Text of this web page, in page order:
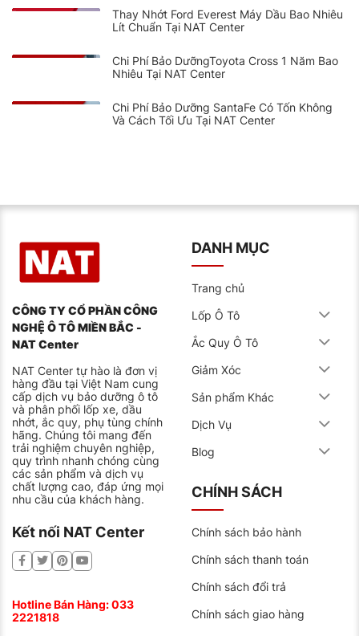
Thay Nhớt Ford Everest Máy Dầu Bao Nhiêu
Lít Chuẩn Tại NAT Center
Chi Phí Bảo DưỡngToyota Cross 1 Năm Bao
Nhiêu Tại NAT Center
Chi Phí Bảo Dưỡng SantaFe Có Tốn Không
Và Cách Tối Ưu Tại NAT Center
CÔNG TY CỔ PHẦN CÔNG
NGHỆ Ô TÔ MIỀN BẮC -
NAT Center
NAT Center tự hào là đơn vị
hàng đầu tại Việt Nam cung
cấp dịch vụ bảo dưỡng ô tô
và phân phối lốp xe, dầu
nhớt, ắc quy, phụ tùng chính
hãng. Chúng tôi mang đến
trải nghiệm chuyên nghiệp,
quy trình nhanh chóng cùng
các sản phẩm và dịch vụ
chất lượng cao, đáp ứng mọi
nhu cầu của khách hàng.
Kết nối NAT Center
Hotline Bán Hàng:033
2221818
DANH MỤC
Trang chủ
Lốp Ô Tô
Ắc Quy Ô Tô
Giảm Xóc
Sản phẩm Khác
Dịch Vụ
Blog
CHÍNH SÁCH
Chính sách bảo hành
Chính sách thanh toán
Chính sách đổi trả
Chính sách giao hàng